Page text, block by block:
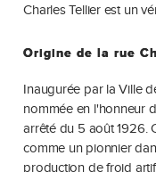
Charles Tellier est un
Origine de la rue
Inaugurée par la Ville
nommée en l'honneur
arrêté du 5 août 1926.
comme un pionnier
production de froid